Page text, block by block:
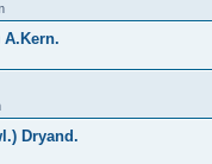
A.Kern.
Dryand.